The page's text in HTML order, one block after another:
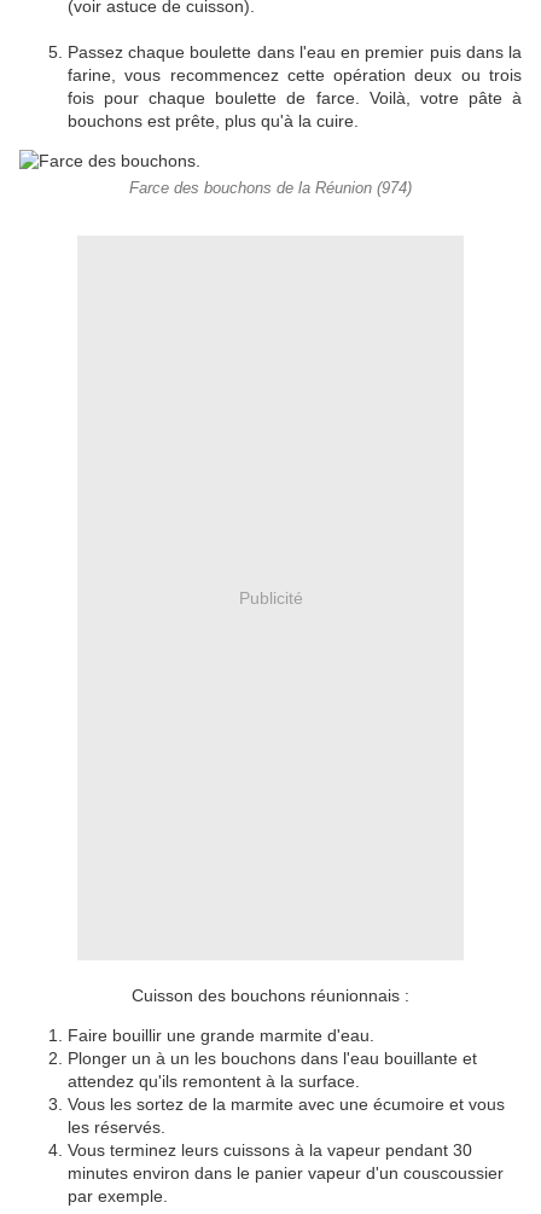
(voir astuce de cuisson).
Passez chaque boulette dans l'eau en premier puis dans la
farine, vous recommencez cette opération deux ou trois
fois pour chaque boulette de farce. Voilà, votre pâte à
bouchons est prête, plus qu'à la cuire.
Farce des bouchons de la Réunion (974)
Publicité
Cuisson des bouchons réunionnais :
Faire bouillir une grande marmite d'eau.
Plonger un à un les bouchons dans l'eau bouillante et
attendez qu'ils remontent à la surface.
Vous les sortez de la marmite avec une écumoire et vous
les réservés.
Vous terminez leurs cuissons à la vapeur pendant 30
minutes environ dans le panier vapeur d'un couscoussier
par exemple.